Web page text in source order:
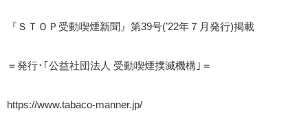
『ＳＴＯＰ受動喫煙新聞』第39号(’22年７月発行)掲載
＝発行･｢公益社団法人 受動喫煙撲滅機構｣＝
https://www.tabaco-manner.jp/